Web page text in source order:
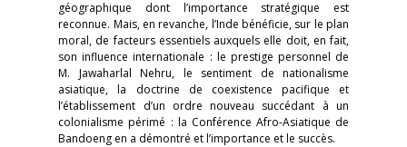
géographique dont l’importance stratégique est
reconnue. Mais, en revanche, l’Inde bénéficie, sur le plan
moral, de facteurs essentiels auxquels elle doit, en fait,
son influence internationale : le prestige personnel de
M. Jawaharlal Nehru, le sentiment de nationalisme
asiatique, la doctrine de coexistence pacifique et
l’établissement d’un ordre nouveau succédant à un
colonialisme périmé : la Conférence Afro-Asiatique de
Bandoeng en a démontré et l’importance et le succès.